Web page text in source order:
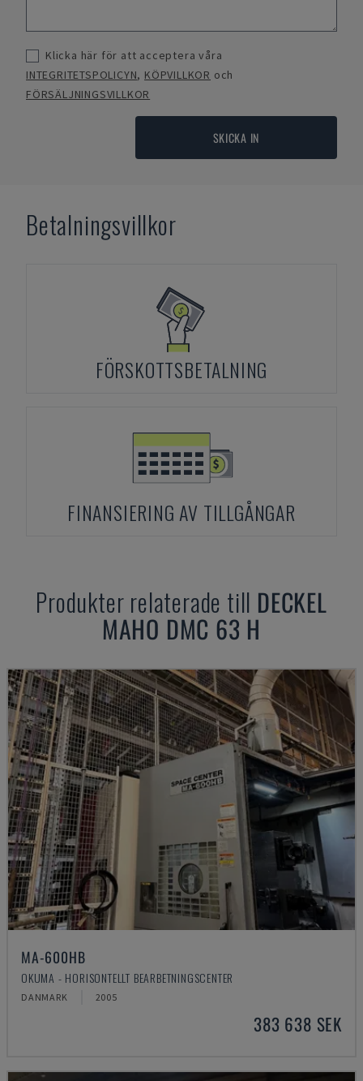
Klicka här för att acceptera våra
INTEGRITETSPOLICYN, KÖPVILLKOR och
FÖRSÄLJNINGSVILLKOR
SKICKA IN
Betalningsvillkor
FÖRSKOTTSBETALNING
FINANSIERING AV TILLGÅNGAR
Produkter relaterade till DECKEL
MAHO DMC 63 H
MA-600HB
OKUMA - HORISONTELLT BEARBETNINGSCENTER
DANMARK 2005
383 638 SEK